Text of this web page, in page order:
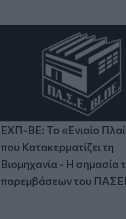
ΕΧΠ-ΒΕ: Το «Ενιαίο
που Κατακερματίζει τη
Βιομηχανία - Η σημασία
παρεμβάσεων του